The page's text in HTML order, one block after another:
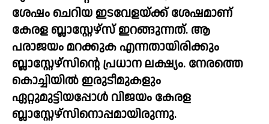
ശേഷം ചെറിയ ഇടവേളയ്ക്ക് ശേഷമാണ്
കേരള ബ്ലാസ്റ്റേഴ്സ് ഇറങ്ങുന്നത്. ആ
പരാജയം മറക്കുക എന്നതായിരിക്കും
ബ്ലാസ്റ്റേഴ്സിന്റെ പ്രധാന ലക്ഷ്യം. നേരത്തെ
കൊച്ചിയിൽ ഇരുടീമുകളും
ഏറ്റുമുട്ടിയപ്പോൾ വിജയം കേരള
ബ്ലാസ്റ്റേഴ്സിനൊപ്പമായിരുന്നു.